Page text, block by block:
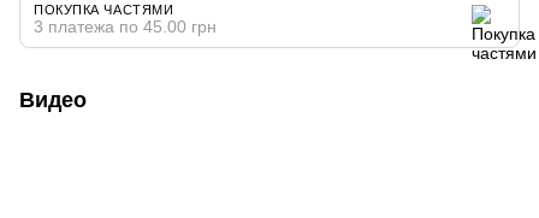
ПОКУПКА ЧАСТЯМИ
3 платежа по 45.00 грн
Видео